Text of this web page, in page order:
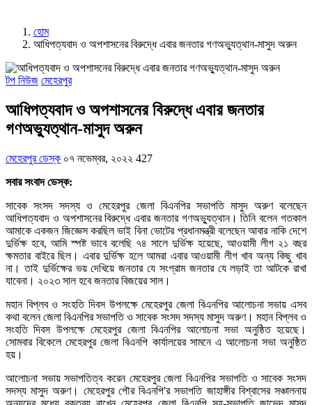
হোম
আধিপত্যবাদ ও অপশাসনের বিরুদ্ধে এবার জনতার গণঅভ্যুত্থান-মাসুদ অরুন
টপ নিউজ মেহেরপুর
আধিপত্যবাদ ও অপশাসনের বিরুদ্ধে এবার জনতার
গণঅভ্যুত্থান-মাসুদ অরুন
মেহেরপুর ডেস্ক ০৭ নভেম্বর, ২০২২ 427
সবার সংবাদ ডেস্ক:
সাবেক সংসদ সদস্য ও মেহেরপুর জেলা বিএনপির সভাপতি মাসুদ অরুণ বলেছেন
আধিপত্যবাদ ও অপশাসনের বিরুদ্ধে এবার জনতার গণঅভ্যুত্থান। তিনি বলেন গতকাল
আমাকে একজন জিজ্ঞেস করছিল ভাই বিনা ভোটের প্রধানমন্ত্রী বলেছেন আবার নাকি দেশে
দুর্ভিক্ষ হবে, আমি স্পষ্ট ভাবে বলেছি ৭৪ সালে দুর্ভিক্ষ হয়েছে, আওয়ামী লীগ ২১ বছর
ক্ষমতার বাইরে ছিল। এবার দুর্ভিক্ষ হলে আমরা এবার আওয়ামী লীগ খাব অন্য কিছু খাব
না। তাই দুর্ভিক্ষের ভয় দেখিয়ে জনতার যে সংগ্রাম জনতার যে লড়াই তা আটকে রাখা
যাবেনা। ২০২৩ সাল হবে জনতার বিজয়ের সাল।
মহান বিপ্লব ও সংহতি দিবস উপলক্ষে মেহেরপুর জেলা বিএনপির আলোচনা সভায় এসব
কথা বলেন জেলা বিএনপির সভাপতি ও সাবেক সংসদ সদস্য মাসুদ অরুণ। মহান বিপ্লব ও
সংহতি দিবস উপলক্ষে মেহেরপুর জেলা বিএনপির আলোচনা সভা অনুষ্ঠিত হয়েছে।
সোমবার বিকেলে মেহেরপুর জেলা বিএনপি কার্যালয়ের সামনে এ আলোচনা সভা অনুষ্ঠিত
হয়।
আলোচনা সভায় সভাপতিত্ব করেন মেহেরপুর জেলা বিএনপির সভাপতি ও সাবেক সংসদ
সদস্য মাসুদ অরুণ। মেহেরপুর পৌর বিএনপি'র সভাপতি জাহাঙ্গীর বিশ্বাসের সঞ্চালনায়